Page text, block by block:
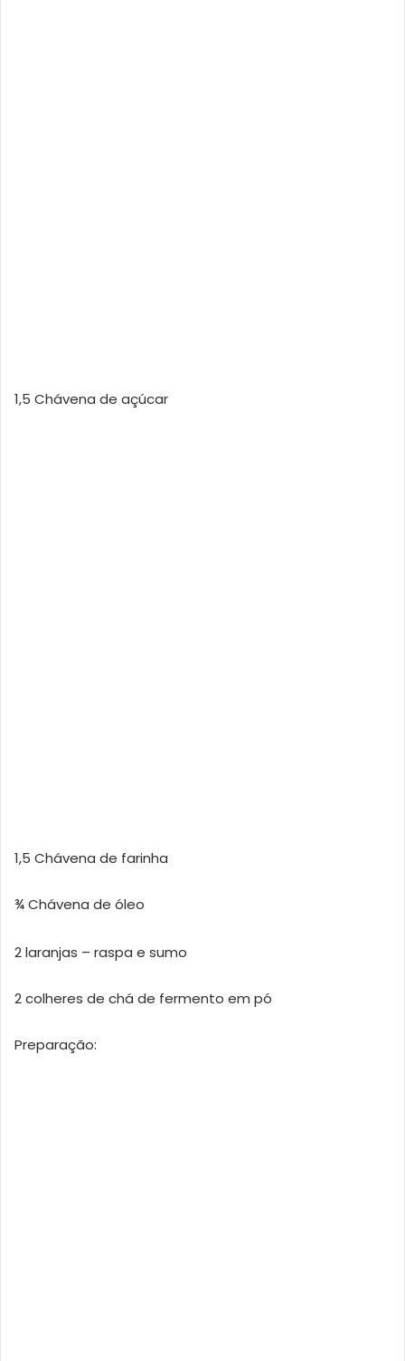
1,5 Chávena de açúcar
1,5 Chávena de farinha
¾ Chávena de óleo
2 laranjas – raspa e sumo
2 colheres de chá de fermento em pó
Preparação: